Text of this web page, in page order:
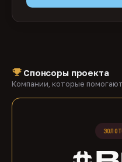
Спонсоры проекта
Компании, которые